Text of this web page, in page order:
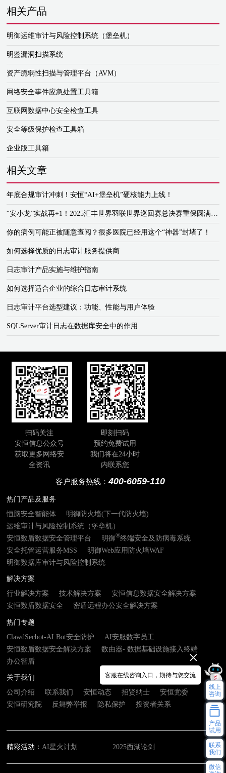
相关产品
明御运维审计与风险控制系统（堡垒机）
明鉴漏洞扫描系统
资产脆弱性扫描与管理平台（AVM）
网络安全事件应急处置工具箱
互联网数据中心安全检查工具
安全等级保护检查工具箱
企业版工具箱
相关文章
年底合规审计冲刺！安恒“AI+堡垒机”硬核能力上线！
你的病例可能正被随意查阅？很多医院已经用这个“神器”封堵了！
如何选择优质的日志审计服务提供商
日志审计产品实施与维护指南
如何选择适合企业的综合日志审计系统
日志审计平台选型建议：功能、性能与用户体验
SQLServer审计日志在数据库安全中的作用
扫码关注
安恒信息公众号
获取更多网络安
全资讯
即刻扫码
预约免费试用
我们将在24小时
内联系您
客户服务热线：400-6059-110
热门产品及服务
恒脑安全智能体
明御防火墙(下一代防火墙)
运维审计与风险控制系统（堡垒机）
安恒数盾数据安全管理平台
明御®终端安全及防病毒系统
安全托管运营服务MSS
明御Web应用防火墙WAF
明御数据库审计与风险控制系统
解决方案
行业解决方案
技术解决方案
安恒信息数据安全解决方案
安恒数盾数据安全
密盾远程办公安全解决方案
热门专题
ClawdSecbot-AI Bot安全防护
AI安服数字员工
安恒数盾数据安全解决方案
数由器- 数据基础设施接入终端
办公智盾
关于我们
公司介绍
联系我们 安恒动态 招贤纳士
安恒党委
安恒研究院
反舞弊举报 隐私保护 投资者关系
精彩活动： AI星火计划 2025西湖论剑
客服在线咨询入口，期待与您交流
线上
咨询
产品
试用
联系
我们
微信